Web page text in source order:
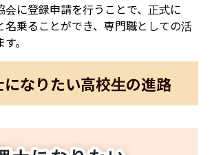
会に登録申請を行うことで、正式に
名乗ることができ、専門職としての活
。
なりたい高校生の進路